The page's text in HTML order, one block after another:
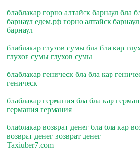
блаблакар горно алтайск барнаул бла
барнаул едем.рф горно алтайск
барнаул
блаблакар глухов сумы бла бла кар
глухов сумы глухов сумы
блаблакар геническ бла бла кар
геническ
блаблакар германия бла бла кар
германия германия
блаблакар возврат денег бла бла кар
возврат денег возврат денег
Taxiuber7.com